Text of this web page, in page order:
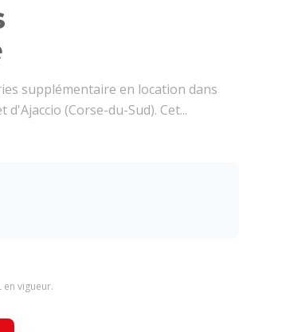
supplémentaire en location dans
(Corse-du-Sud). Cet...
vigueur.